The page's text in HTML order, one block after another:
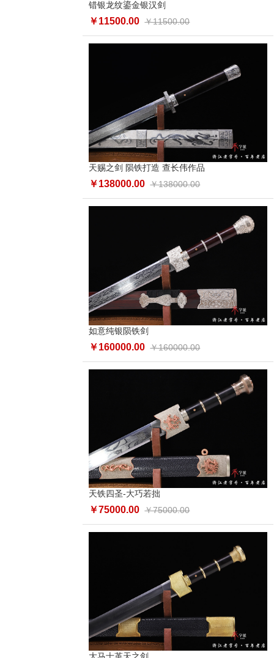
错银龙纹鎏金银汉剑
￥11500.00 ￥11500.00
天赐之剑 陨铁打造 查长伟作品
￥138000.00 ￥138000.00
如意纯银陨铁剑
￥160000.00 ￥160000.00
天铁四圣-大巧若拙
￥75000.00 ￥75000.00